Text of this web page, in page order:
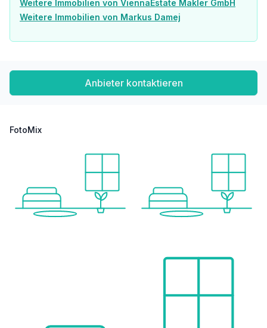
Weitere Immobilien von ViennaEstate Makler GmbH
Weitere Immobilien von Markus Damej
Anbieter kontaktieren
FotoMix